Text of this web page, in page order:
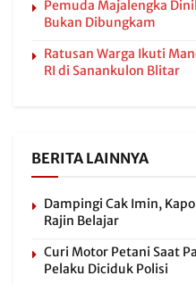
Pemuda Majalengka
Bukan Dibungkam
Ratusan Warga Ikuti
RI di Sanankulon Blitar
BERITA LAINNYA
Dampingi Cak Imin,
Rajin Belajar
Curi Motor Petani Saat
Pelaku Diciduk Polisi